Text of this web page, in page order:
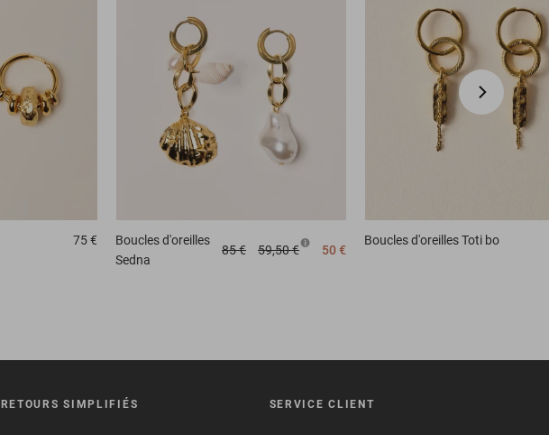
75 €
Boucles d'oreilles
Sedna
85 € 59,50 € 50 €
Boucles d'oreilles Toti bo
RETOURS SIMPLIFIÉS SERVICE CLIENT